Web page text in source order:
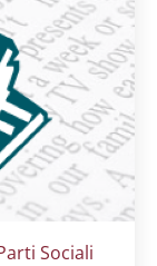
Sociali